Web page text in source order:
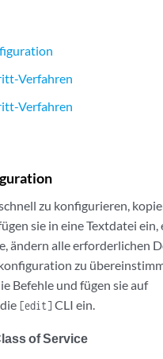
Verfahren
Verfahren
zu konfigurieren,
sie in eine Textdatei
ändern alle erforderlichen
zu
Befehle und fügen sie auf
[edit] CLI ein.
of Service